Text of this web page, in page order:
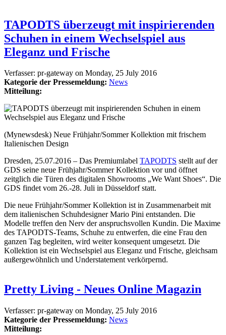
TAPODTS überzeugt mit inspirierenden
Schuhen in einem Wechselspiel aus
Eleganz und Frische
Verfasser: pr-gateway on Monday, 25 July 2016
Kategorie der Pressemeldung: News
Mitteilung:
(Mynewsdesk) Neue Frühjahr/Sommer Kollektion mit frischem
Italienischen Design
Dresden, 25.07.2016 – Das Premiumlabel TAPODTS stellt auf der
GDS seine neue Frühjahr/Sommer Kollektion vor und öffnet
zeitglich die Türen des digitalen Showrooms „We Want Shoes“. Die
GDS findet vom 26.-28. Juli in Düsseldorf statt.
Die neue Frühjahr/Sommer Kollektion ist in Zusammenarbeit mit
dem italienischen Schuhdesigner Mario Pini entstanden. Die
Modelle treffen den Nerv der anspruchsvollen Kundin. Die Maxime
des TAPODTS-Teams, Schuhe zu entwerfen, die eine Frau den
ganzen Tag begleiten, wird weiter konsequent umgesetzt. Die
Kollektion ist ein Wechselspiel aus Eleganz und Frische, gleichsam
außergewöhnlich und Understatement verkörpernd.
Pretty Living - Neues Online Magazin
Verfasser: pr-gateway on Monday, 25 July 2016
Kategorie der Pressemeldung: News
Mitteilung: